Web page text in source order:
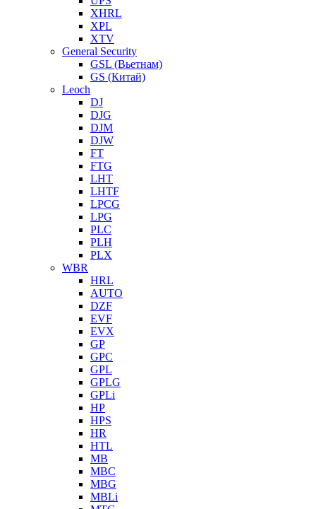
XHRL
XPL
XTV
General Security
GSL (Вьетнам)
GS (Китай)
Leoch
DJ
DJG
DJM
DJW
FT
FTG
LHT
LHTF
LPCG
LPG
PLC
PLH
PLX
WBR
HRL
AUTO
DZF
EVF
EVX
GP
GPC
GPL
GPLG
GPLi
HP
HPS
HR
HTL
MB
MBC
MBG
MBLi